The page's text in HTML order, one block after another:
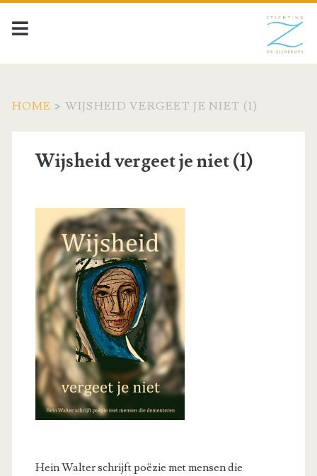
HOME > WIJSHEID VERGEET JE NIET (1)
Wijsheid vergeet je niet (1)
Hein Walter schrijft poëzie met mensen die